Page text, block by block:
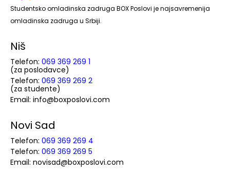
Studentsko omladinska zadruga BOX Poslovi je najsavremenija
omladinska zadruga u Srbiji.
Niš
Telefon: 069 369 269 1
(za poslodavce)
Telefon: 069 369 269 2
(za studente)
Email: info@boxposlovi.com
Novi Sad
Telefon: 069 369 269 4
Telefon: 069 369 269 5
Email: novisad@boxposlovi.com